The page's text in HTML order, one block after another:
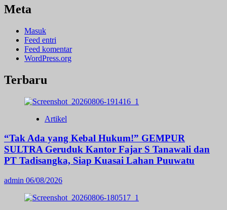
Meta
Masuk
Feed entri
Feed komentar
WordPress.org
Terbaru
Artikel
“Tak Ada yang Kebal Hukum!” GEMPUR
SULTRA Geruduk Kantor Fajar S Tanawali dan
PT Tadisangka, Siap Kuasai Lahan Puuwatu
admin 06/08/2026